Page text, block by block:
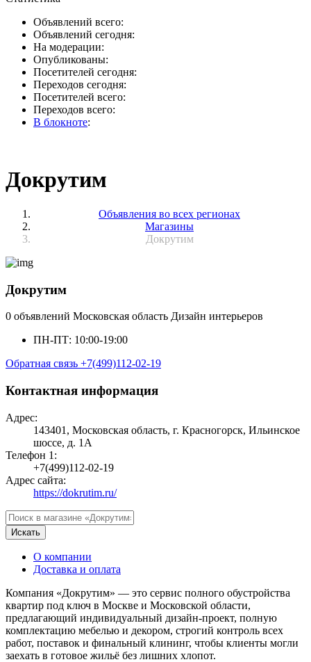
Объявлений всего:
Объявлений сегодня:
На модерации:
Опубликованы:
Посетителей сегодня:
Переходов сегодня:
Посетителей всего:
Переходов всего:
В блокноте:
Докрутим
Объявления во всех регионах
Магазины
Докрутим
Докрутим
0 объявлений Московская область Дизайн интерьеров
ПН-ПТ: 10:00-19:00
Обратная связь +7(499)112-02-19
Контактная информация
Адрес:
143401, Московская область, г. Красногорск, Ильинское
шоссе, д. 1А
Телефон 1:
+7(499)112-02-19
Адрес сайта:
https://dokrutim.ru/
Искать
О компании
Доставка и оплата
Компания «Докрутим» — это сервис полного обустройства
квартир под ключ в Москве и Московской области,
предлагающий индивидуальный дизайн-проект, полную
комплектацию мебелью и декором, строгий контроль всех
работ, поставок и финальный клининг, чтобы клиенты могли
заехать в готовое жильё без лишних хлопот.